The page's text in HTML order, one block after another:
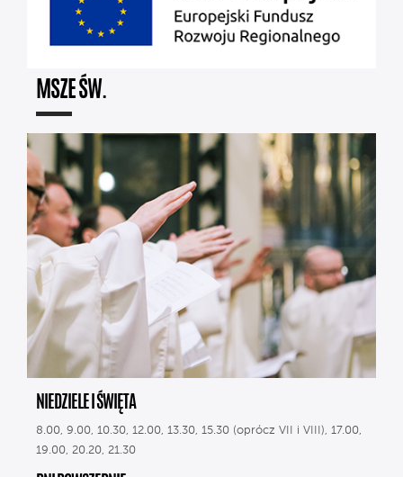
MSZE ŚW.
NIEDZIELE I ŚWIĘTA
8.00, 9.00, 10.30, 12.00, 13.30, 15.30 (oprócz VII i VIII), 17.00,
19.00, 20.20, 21.30